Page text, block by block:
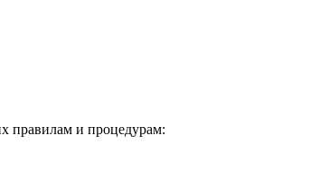
правилам и процедурам: